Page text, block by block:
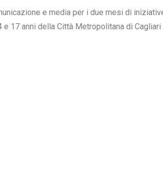
e media per i due mesi di
17 anni della Città Metropolitana di